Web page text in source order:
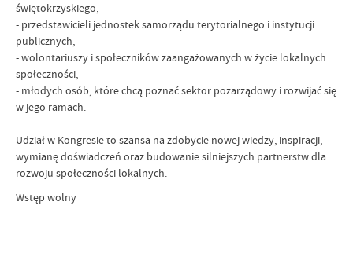
świętokrzyskiego,
- przedstawicieli jednostek samorządu terytorialnego i instytucji
publicznych,
- wolontariuszy i społeczników zaangażowanych w życie lokalnych
społeczności,
- młodych osób, które chcą poznać sektor pozarządowy i rozwijać się
w jego ramach.
Udział w Kongresie to szansa na zdobycie nowej wiedzy, inspiracji,
wymianę doświadczeń oraz budowanie silniejszych partnerstw dla
rozwoju społeczności lokalnych.
Wstęp wolny